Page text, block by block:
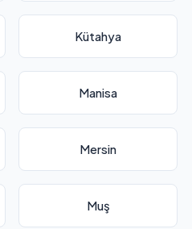
Kütahya
Manisa
Mersin
Muş